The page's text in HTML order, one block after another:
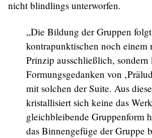
nicht blindlings unterworfen.
„Die Bildung der Gruppen
kontrapunktischen noch einem
Prinzip ausschließlich,
Formungsgedanken von
mit solchen der Suite. Aus
kristallisiert sich keine das
gleichbleibende Gruppenform
das Binnengefüge der Gruppe